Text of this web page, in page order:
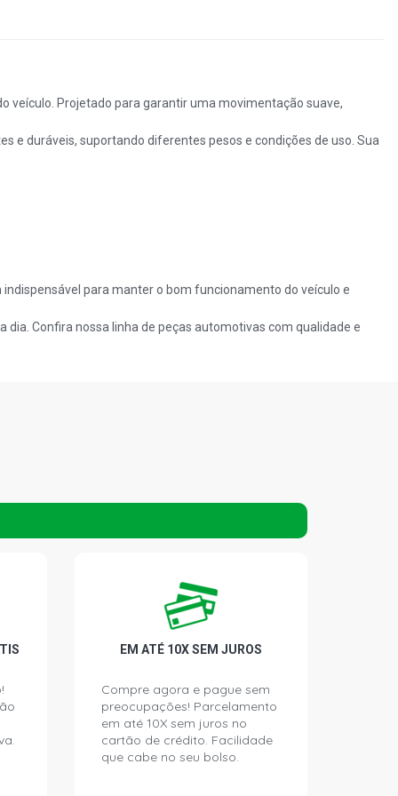
Projetado para garantir uma movimentação suave,
e duráveis, suportando diferentes pesos e condições de uso. Sua
para manter o bom funcionamento do veículo e
Confira nossa linha de peças automotivas com qualidade e
EM ATÉ 10X SEM JUROS
Compre agora e pague sem
preocupações! Parcelamento
em até 10X sem juros no
cartão de crédito. Facilidade
que cabe no seu bolso.